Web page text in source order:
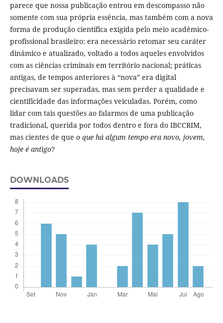
parece que nossa publicação entrou em descompasso não
somente com sua própria essência, mas também com a nova
forma de produção científica exigida pelo meio acadêmico-
profissional brasileiro: era necessário retomar seu caráter
dinâmico e atualizado, voltado a todos aqueles envolvidos
com as ciências criminais em território nacional; práticas
antigas, de tempos anteriores à “nova” era digital
precisavam ser superadas, mas sem perder a qualidade e
cientificidade das informações veiculadas. Porém, como
lidar com tais questões ao falarmos de uma publicação
tradicional, querida por todos dentro e fora do IBCCRIM,
mas cientes de que o que há algum tempo era novo, jovem,
hoje é antigo?
DOWNLOADS